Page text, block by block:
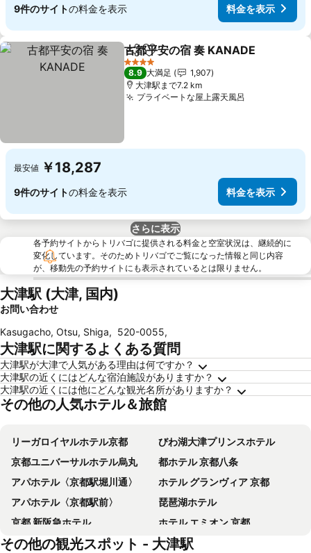
9件のサイトの料金を表示 料金を表示
シェアお気に入りに追加
古都平安の宿 奏 KANADE
4 ホテルのランク
8.9 大満足
1,907
大津駅まで7.2 km
プライベートな屋上露天風呂
最安値 ￥18,287
9件のサイトの料金を表示 料金を表示
さらに表示
各予約サイトからトリバゴに提供される料金と空室状況は、継続的に
変化しています。そのためトリバゴでご覧になった情報と同じ内容
が、移動先の予約サイトにも表示されているとは限りません。
大津駅 (大津, 国内)
お問い合わせ
Kasugacho, Otsu, Shiga, 520-0055,
大津駅に関するよくある質問
大津駅が大津で人気がある理由は何ですか？
大津駅の近くにはどんな宿泊施設がありますか？
大津駅の近くには他にどんな観光名所がありますか？
その他の人気ホテル＆旅館
リーガロイヤルホテル京都
びわ湖大津プリンスホテル
京都ユニバーサルホテル烏丸
都ホテル 京都八条
アパホテル〈京都駅堀川通〉
ホテル グランヴィア 京都
アパホテル〈京都駅前〉
琵琶湖ホテル
京都 新阪急ホテル
ホテル エミオン 京都
ホテル エルシエント京都
京都ブライトンホテル
その他の観光スポット - 大津駅